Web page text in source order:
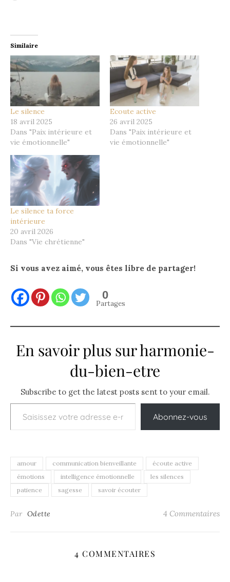
Similaire
Le silence
18 avril 2025
Dans "Paix intérieure et
vie émotionnelle"
Ecoute active
26 avril 2025
Dans "Paix intérieure et
vie émotionnelle"
Le silence ta force
intérieure
20 avril 2026
Dans "Vie chrétienne"
Si vous avez aimé, vous êtes libre de partager!
0
Partages
En savoir plus sur harmonie-
du-bien-etre
Subscribe to get the latest posts sent to your email.
Saisissez votre adresse e-mail…
Abonnez-vous
amour communication bienveillante
écoute active
émotions
intelligence émotionnelle
les silences
patience
sagesse savoir écouter
Par Odette 4 Commentaires
4 COMMENTAIRES